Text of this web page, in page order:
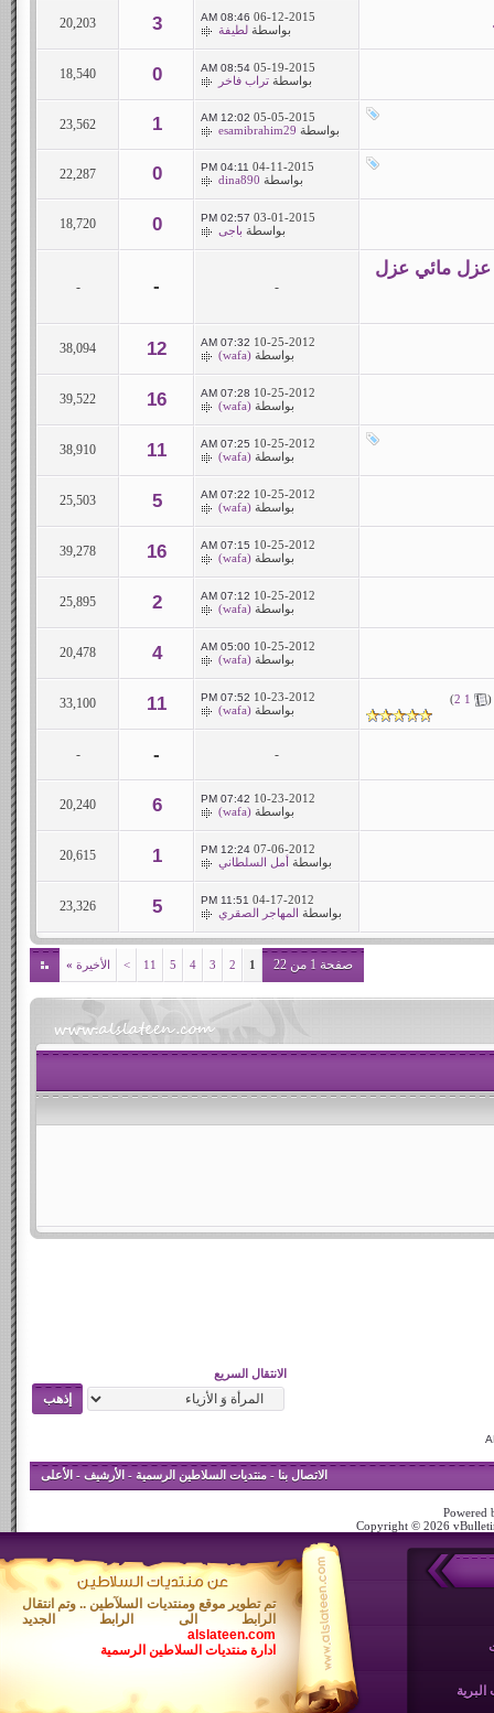
06-12-2015
08:46 AM
بواسطة لطيفة 3
20,203
05-19-2015
08:54 AM
بواسطة تراب فاخر 0
18,540
05-05-2015
12:02 AM
بواسطة esamibrahim29
1
23,562
04-11-2015
04:11 PM
بواسطة dina890
0
22,287
03-01-2015
02:57 PM
بواسطة باجى 0
18,720
أماكن السعودية 0507420389 - 0558651827 عزل مائي عزل
-
-
-
10-25-2012
07:32 AM
بواسطة (wafa)
12
38,094
10-25-2012
07:28 AM
بواسطة (wafa)
16
39,522
10-25-2012
07:25 AM
بواسطة (wafa)
11
38,910
10-25-2012
07:22 AM
بواسطة (wafa)
5
25,503
10-25-2012
07:15 AM
بواسطة (wafa)
16
39,278
10-25-2012
07:12 AM
بواسطة (wafa)
2
25,895
10-25-2012
05:00 AM
بواسطة (wafa)
4
20,478
(
1
2
)
10-23-2012
07:52 PM
بواسطة (wafa)
11
33,100
-
-
-
10-23-2012
07:42 PM
بواسطة (wafa)
6
20,240
07-06-2012
12:24 PM
بواسطة أمل السلطاني 1
20,615
04-17-2012
11:51 PM
بواسطة المهاجر الصقري 5
23,326
صفحة 1 من 22 1
2
3
4
5
11
> الأخيرة »
الانتقال السريع
الاتصال بنا - منتديات السلاطين الرسمية- الأرشيف- الأعلى
Powered
Copyright © 2026
تم تطوير موقع ومنتديات السلآطين .. وتم انتقال
الرابط الى الرابط الجديد
alslateen.com
ادارة منتديات السلاطين الرسمية